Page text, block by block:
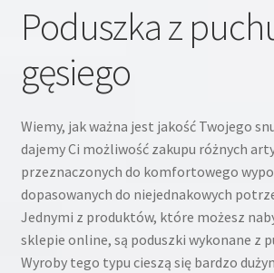
Blog
Kontakt
Poduszka z
gęsiego
Wiemy, jak ważna jest jakość Twojego
dajemy Ci możliwość zakupu różnych
przeznaczonych do komfortowego
dopasowanych do niejednakowych
Jednymi z produktów, które możesz
sklepie online, są poduszki wykonane z
Wyroby tego typu cieszą się bardzo